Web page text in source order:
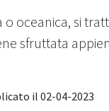
o oceanica, si
sfruttata
il 02-04-2023